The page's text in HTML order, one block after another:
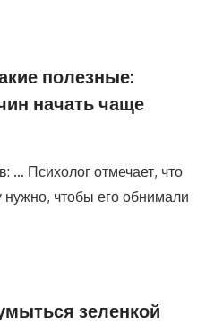
полезные:
начать чаще
… Психолог отмечает, что
чтобы его обнимали
зеленкой